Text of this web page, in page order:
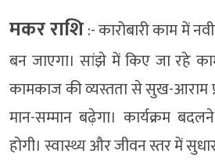
मकर राशि:- कारोबारी काम में
बन जाएगा। सांझे में किए जा रहे
कामकाज की व्यस्तता से सुख-आराम
मान-सम्मान बढ़ेगा। कार्यक्रम
होगी। स्वास्थ्य और जीवन स्तर में